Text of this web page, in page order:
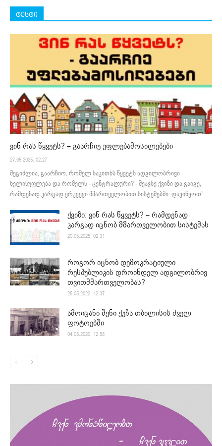
ტესტი
ვინ რას წყვეტს? – გაარჩიე უფლებამოსილებები
27.05.2025. 02:27
შეგიძლია, გაარჩიო, რომელ საკითხს წყვეტს ადგილობრივი
ხელისუფლება და რომელს - ცენტრალური? - შეავსე ქვიზი და გაიგე,
რამდენად კარგად ერკვევი მმართველობით სისტემებში. დავიწყოთ!
ქვიზი: ვინ რას წყვეტს? – რამდენად
კარგად იცნობ მმართველობით სისტემას
20.05.2025. 02:31
როგორ იცნობ დემოკრატიული
რესპუბლიკის დროინდელ ადგილობრივ
თვითმმართველობას?
25.05.2022. 12:37
ამოიცანი შენი ქუჩა თბილისის ძველ
ფოტოებში
04.05.2020. 12:58